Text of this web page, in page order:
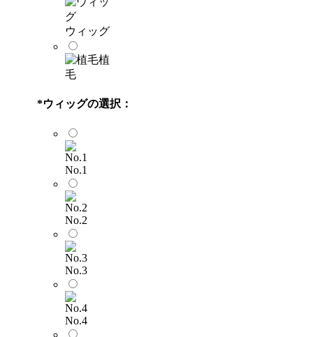
ウィッグ
植
毛
*ウィッグの選択：
No.1
No.2
No.3
No.4